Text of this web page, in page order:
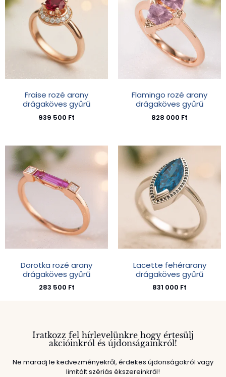
Fraise rozé arany
drágaköves gyűrű
939 500 Ft
Flamingo rozé arany
drágaköves gyűrű
828 000 Ft
Dorotka rozé arany
drágaköves gyűrű
283 500 Ft
Lacette fehérarany
drágaköves gyűrű
831 000 Ft
Iratkozz fel hírlevelünkre hogy értesülj
akcióinkról és újdonságainkról!
Ne maradj le kedvezményekről, érdekes újdonságokról vagy
limitált szériás ékszereinkről!